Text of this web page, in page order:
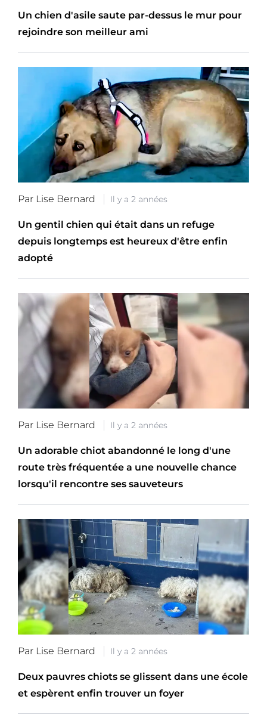
Un chien d'asile saute par-dessus le mur pour
rejoindre son meilleur ami
Par Lise Bernard Il y a 2 années
Un gentil chien qui était dans un refuge
depuis longtemps est heureux d'être enfin
adopté
Par Lise Bernard Il y a 2 années
Un adorable chiot abandonné le long d'une
route très fréquentée a une nouvelle chance
lorsqu'il rencontre ses sauveteurs
Par Lise Bernard Il y a 2 années
Deux pauvres chiots se glissent dans une école
et espèrent enfin trouver un foyer